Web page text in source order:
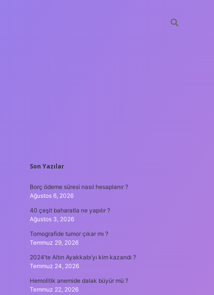
SIDEBAR
Son Yazılar
Borç ödeme süresi nasıl hesaplanır ?
Ağustos 6, 2026
40 çeşit baharatla ne yapılır ?
Ağustos 3, 2026
Tomografide tumor çıkar mı ?
Temmuz 29, 2026
2024’te Altın Ayakkabı’yı kim kazandı ?
Temmuz 24, 2026
Hemolitik anemide dalak büyür mü ?
Temmuz 22, 2026